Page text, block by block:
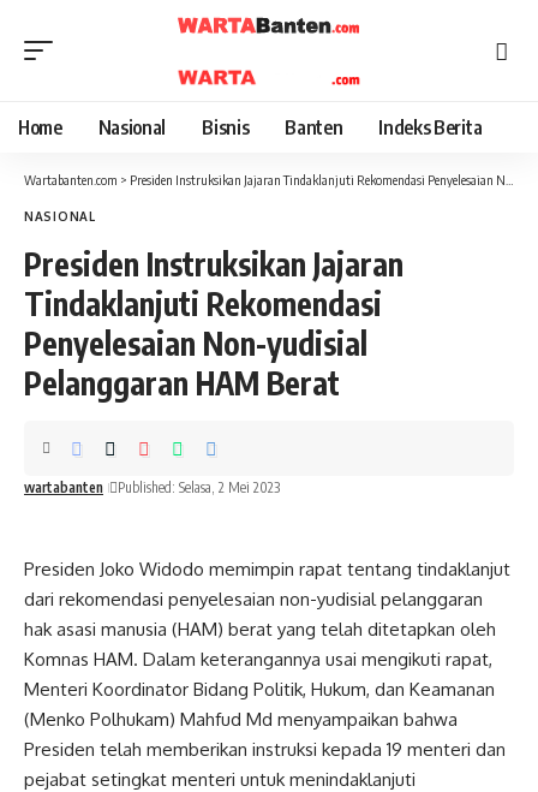
Home Nasional Bisnis Banten Indeks Berita
Wartabanten.com > Presiden Instruksikan Jajaran Tindaklanjuti Rekomendasi Penyelesaian Non-yudisial Pelanggaran HAM Berat
NASIONAL
Presiden Instruksikan Jajaran
Tindaklanjuti Rekomendasi
Penyelesaian Non-yudisial
Pelanggaran HAM Berat
wartabanten Published: Selasa, 2 Mei 2023
Presiden Joko Widodo memimpin rapat tentang tindaklanjut
dari rekomendasi penyelesaian non-yudisial pelanggaran
hak asasi manusia (HAM) berat yang telah ditetapkan oleh
Komnas HAM. Dalam keterangannya usai mengikuti rapat,
Menteri Koordinator Bidang Politik, Hukum, dan Keamanan
(Menko Polhukam) Mahfud Md menyampaikan bahwa
Presiden telah memberikan instruksi kepada 19 menteri dan
pejabat setingkat menteri untuk menindaklanjuti